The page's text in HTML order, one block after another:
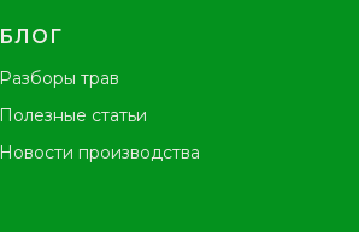
БЛОГ
Разборы трав
Полезные статьи
Новости производства